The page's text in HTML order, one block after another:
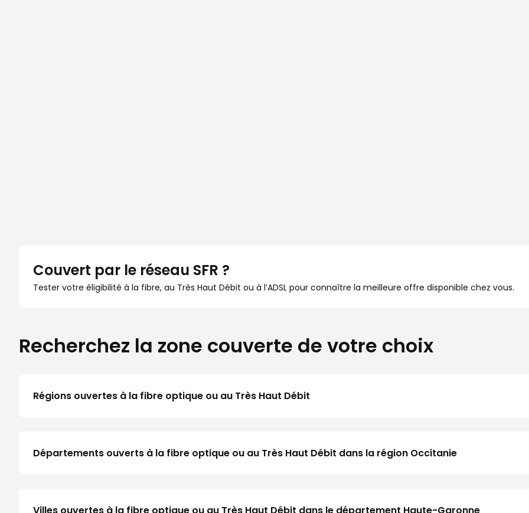
Couvert par le réseau SFR ?
Tester votre éligibilité à la fibre, au Très Haut Débit ou à l’ADSL pour connaître la meilleure offre disponible chez vous.
Recherchez la zone couverte de votre choix
Régions ouvertes à la fibre optique ou au Très Haut Débit
Départements ouverts à la fibre optique ou au Très Haut Débit dans la région Occitanie